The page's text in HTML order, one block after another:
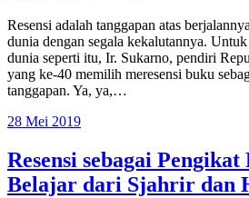
Resensi adalah tanggapan atas
dunia dengan segala kekalutannya.
dunia seperti itu, Ir. Sukarno, pendiri
yang ke-40 memilih meresensi buku
tanggapan. Ya, ya,…
28 Mei 2019
Resensi sebagai
Belajar dari Sjahrir dan